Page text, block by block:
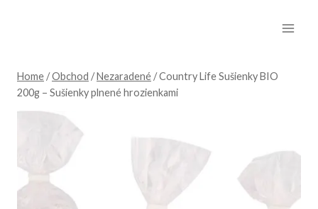
Home /Obchod /Nezaradené /Country Life Sušienky BIO
200g – Sušienky plnené hrozienkami